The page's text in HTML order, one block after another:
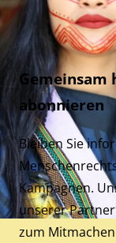
Gemeinsam
abonnieren
Bleiben Sie
Kampagnen.
unserer
zum